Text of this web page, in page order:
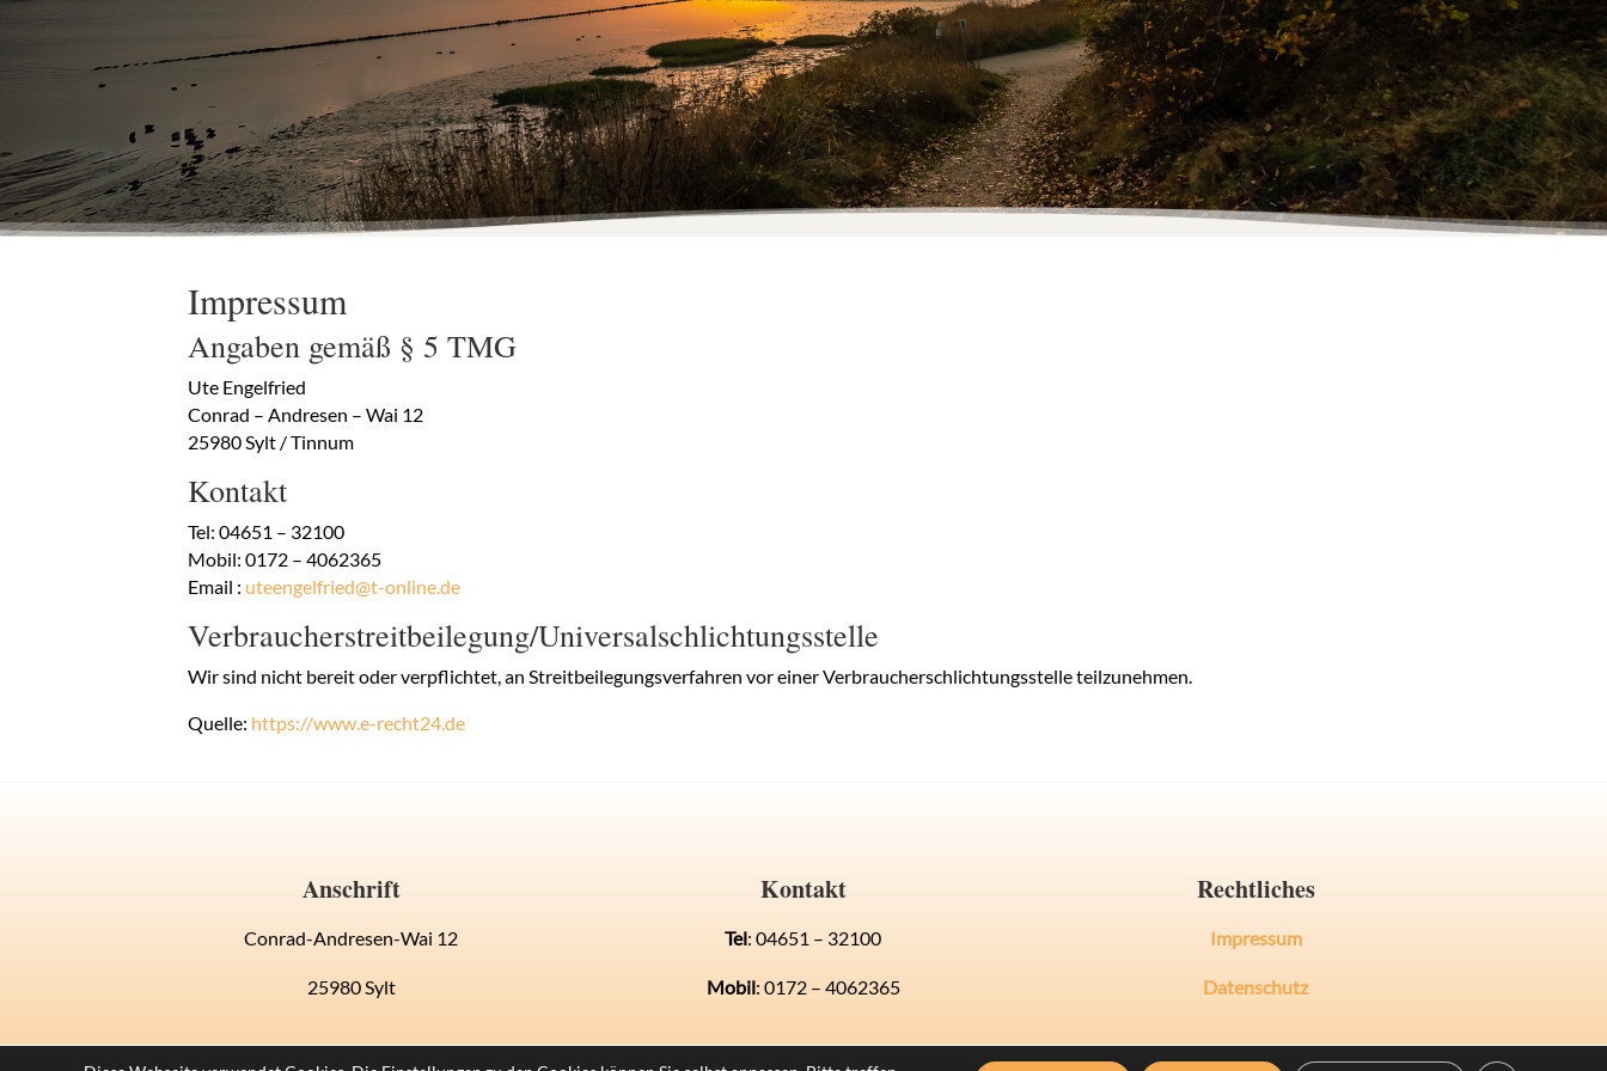
Impressum
Angaben gemäß § 5 TMG
Ute Engelfried
Conrad – Andresen – Wai 12
25980 Sylt / Tinnum
Kontakt
Tel: 04651 – 32100
Mobil: 0172 – 4062365
Email : uteengelfried@t-online.de
Verbraucher­streit­beilegung/Universal­schlichtungs­stelle
Wir sind nicht bereit oder verpflichtet, an Streitbeilegungsverfahren vor einer Verbraucherschlichtungsstelle teilzunehmen.
Quelle: https://www.e-recht24.de
Anschrift
Conrad-Andresen-Wai 12
25980 Sylt
Kontakt
Tel: 04651 – 32100
Mobil: 0172 – 4062365
Rechtliches
Impressum
Datenschutz